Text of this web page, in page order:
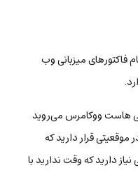
میزبانی وب
هاست ووکامرس می‌روید
قرار دارید که
دارید که وقت ندارید با